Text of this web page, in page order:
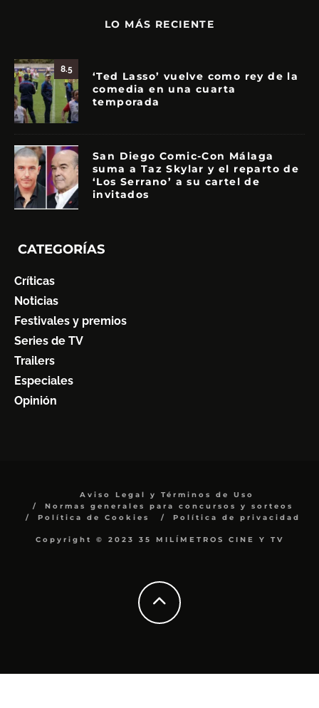
LO MÁS RECIENTE
8.5
‘Ted Lasso’ vuelve como rey de la
comedia en una cuarta
temporada
San Diego Comic-Con Málaga
suma a Taz Skylar y el reparto de
‘Los Serrano’ a su cartel de
invitados
CATEGORÍAS
Críticas
Noticias
Festivales y premios
Series de TV
Trailers
Especiales
Opinión
Aviso Legal y Términos de Uso
Normas generales para concursos y sorteos
Política de Cookies
Política de privacidad
Copyright © 2023 35 MILÍMETROS CINE Y TV